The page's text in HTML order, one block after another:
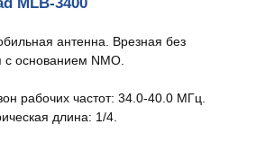
антенна. Врезная без
с основанием NMO.
рабочих частот: 34.0-40.0 МГц.
длина: 1/4.